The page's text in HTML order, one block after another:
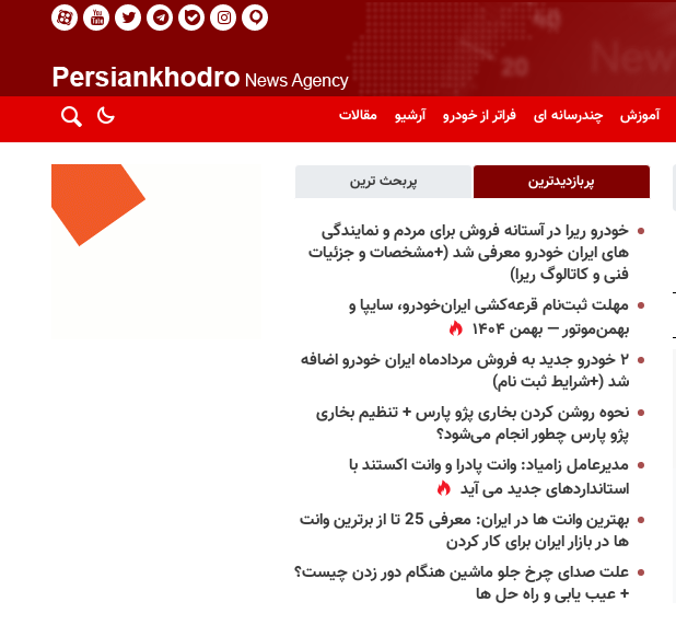
آموزش چندرسانه ای فراتر از خودرو آرشیو مقالات
پربازدیدترین پربحث ترین
خودرو ریرا در آستانه فروش برای مردم و نمایندگی
های ایران خودرو معرفی شد (+مشخصات و جزئیات
فنی و کاتالوگ ریرا)
مهلت ثبت‌نام قرعه‌کشی ایران‌خودرو، سایپا و
بهمن‌موتور — بهمن ۱۴۰۴
۲ خودرو جدید به فروش مردادماه ایران خودرو اضافه
شد (+شرایط ثبت نام)
نحوه روشن کردن بخاری پژو پارس + تنظیم بخاری
پژو پارس چطور انجام می‌شود؟
مدیرعامل زامیاد: وانت پادرا و وانت اکستند با
استانداردهای جدید می آید
بهترین وانت ها در ایران: معرفی 25 تا از برترین وانت
ها در بازار ایران برای کار کردن
علت صدای چرخ جلو ماشین هنگام دور زدن چیست؟
+ عیب یابی و راه حل ها